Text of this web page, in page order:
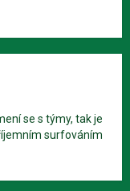
se s týmy, tak je
surfováním